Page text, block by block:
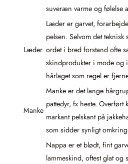
suveræn varme og følelse
Læder
Læder er garvet,
pelsen. Selvom det
ordet i bred forstand ofte
skindprodukter i mode og
hårlaget som regel er
Manke
Manke er det lange
pattedyr, fx heste.
markant pelskant på
som sidder synligt
Nappa er et blødt, fint
lammeskind, oftest glat og